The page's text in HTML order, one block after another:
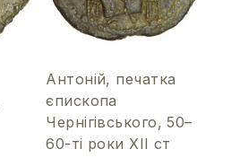
Антоній, печатка
єпископа
Чернігівського, 50–
60-ті роки ХІІ ст